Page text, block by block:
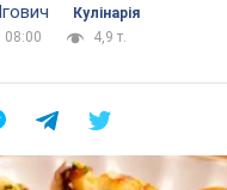
Кулінарія
08:00
4,9 т.